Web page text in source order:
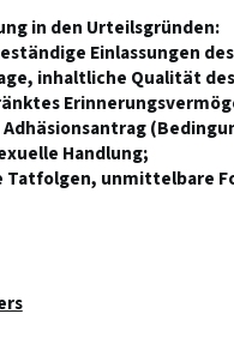
in den Urteilsgründen:
Einlassungen des
inhaltliche Qualität des
Handlung;
unmittelbare